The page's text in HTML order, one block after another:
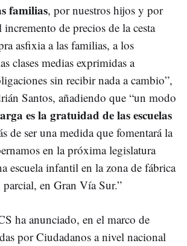
familias, por nuestros hijos y por
de precios de la cesta
asfixia a las familias, a los
clases medias exprimidas a
sin recibir nada a cambio”,
Santos, añadiendo que “un modo
es la gratuidad de las escuelas
de ser una medida que fomentará la
en la próxima legislatura
escuela infantil en la zona de fábrica
parcial, en Gran Vía Sur.”
ha anunciado, en el marco de
por Ciudadanos a nivel nacional